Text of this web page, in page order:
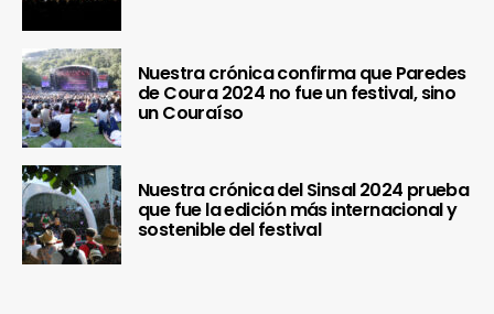
Nuestra crónica confirma que Paredes
de Coura 2024 no fue un festival, sino
un Couraíso
Nuestra crónica del Sinsal 2024 prueba
que fue la edición más internacional y
sostenible del festival